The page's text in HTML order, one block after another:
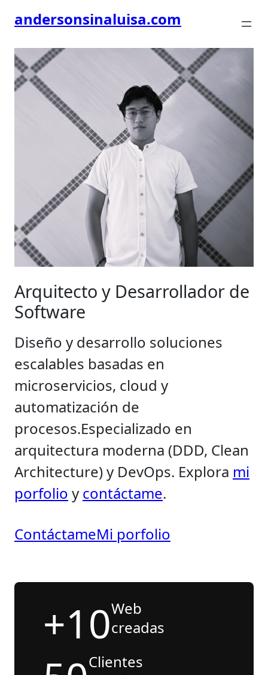
andersonsinaluisa.com
Arquitecto y Desarrollador de
Software
Diseño y desarrollo soluciones
escalables basadas en
microservicios, cloud y
automatización de
procesos.Especializado en
arquitectura moderna (DDD, Clean
Architecture) y DevOps. Explora mi
porfolio y contáctame.
ContáctameMi porfolio
+10Web
creadas
Clientes